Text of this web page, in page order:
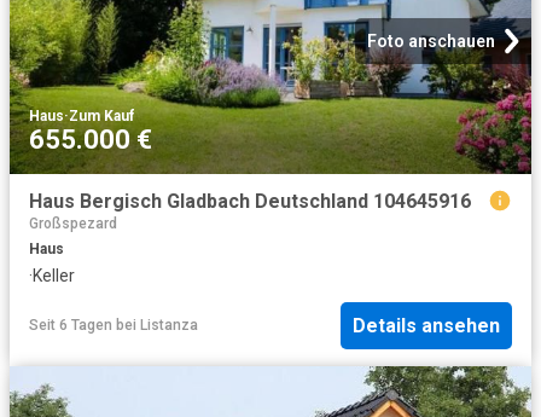
Foto anschauen
Haus·Zum Kauf
655.000 €
Haus Bergisch Gladbach Deutschland 104645916
Großspezard
Haus
·Keller
Seit 6 Tagen bei Listanza Details ansehen